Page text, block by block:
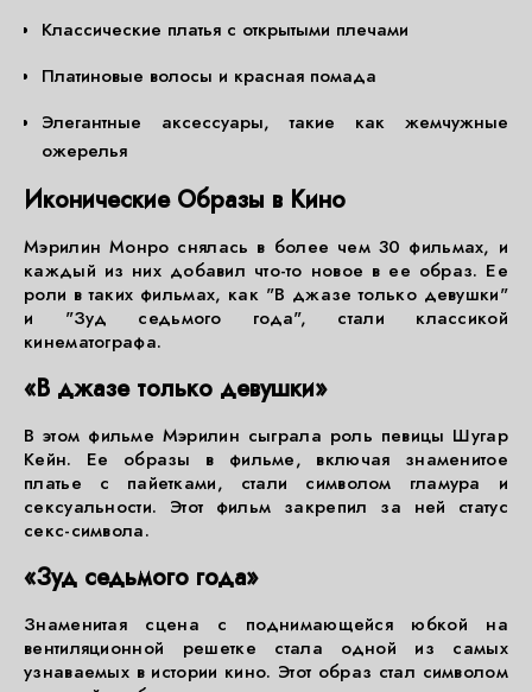
Классические платья с открытыми плечами
Платиновые волосы и красная помада
Элегантные аксессуары, такие как жемчужные
ожерелья
Иконические Образы в Кино
Мэрилин Монро снялась в более чем 30 фильмах, и
каждый из них добавил что-то новое в ее образ. Ее
роли в таких фильмах, как "В джазе только девушки"
и "Зуд седьмого года", стали классикой
кинематографа.
«В джазе только девушки»
В этом фильме Мэрилин сыграла роль певицы Шугар
Кейн. Ее образы в фильме, включая знаменитое
платье с пайетками, стали символом гламура и
сексуальности. Этот фильм закрепил за ней статус
секс-символа.
«Зуд седьмого года»
Знаменитая сцена с поднимающейся юбкой на
вентиляционной решетке стала одной из самых
узнаваемых в истории кино. Этот образ стал символом